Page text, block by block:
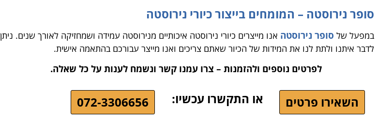
סופר נירוסטה – המומחים בייצור כיורי נירוסטה
במפעל של סופר נירוסטה אנו מייצרים כיורי נירוסטה איכותיים מנירוסטה עמידה ושמחזיקה לאורך שנים. ניתן
לדבר איתנו ולתת לנו את המידות של הכיור שאתם צריכים ואנו מייצר עבורכם בהתאמה אישית.
לפרטים נוספים ולהזמנות – צרו עמנו קשר ונשמח לענות על כל שאלה.
השאירו פרטים או התקשרו עכשיו: 072-3306656